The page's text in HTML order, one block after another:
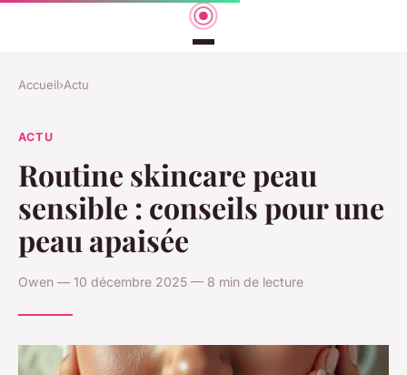
Accueil›Actu
ACTU
Routine skincare peau
sensible : conseils pour une
peau apaisée
Owen — 10 décembre 2025 — 8 min de lecture